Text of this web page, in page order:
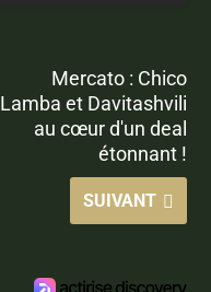
Mercato : Chico
Lamba et Davitashvili
au cœur d'un deal
étonnant !
SUIVANT